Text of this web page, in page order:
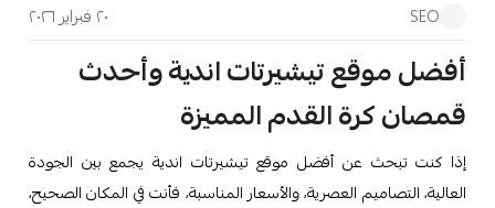
SEO ٢٠ فبراير ٢٠٢٦
أفضل موقع تيشيرتات اندية وأحدث
قمصان كرة القدم المميزة
إذا كنت تبحث عن أفضل موقع تيشيرتات اندية يجمع بين الجودة
العالية، التصاميم العصرية، والأسعار المناسبة، فأنت في المكان الصحيح،